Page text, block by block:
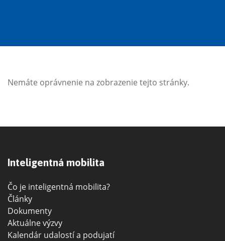
Nemáte oprávnenie na zobrazenie tejto stránky.
Inteligentná mobilita
Čo je inteligentná mobilita?
Články
Dokumenty
Aktuálne výzvy
Kalendár udalostí a podujatí